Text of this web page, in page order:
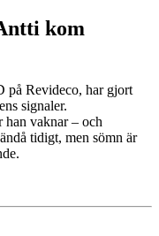
kom
på Revideco, har gjort
signaler.
han vaknar – och
tidigt, men sömn är